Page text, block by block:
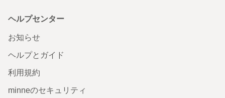
ヘルプセンター
お知らせ
ヘルプとガイド
利用規約
minneのセキュリティ